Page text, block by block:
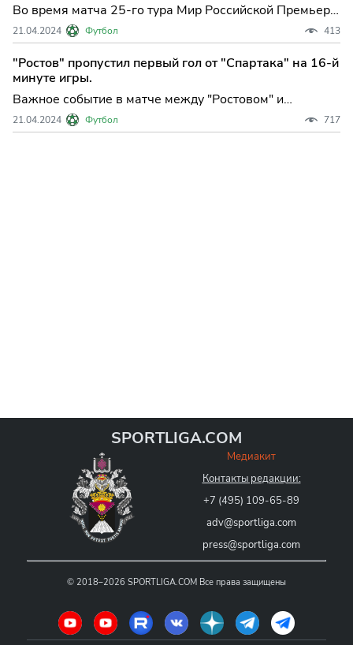
Во время матча 25-го тура Мир Российской Премьер-
лиги "Спартак" продемонстрировал свою силу, а Хесус
Медина внес значительный вклад в успех команды.
21.04.2024 Футбол 413
"Ростов" пропустил первый гол от "Спартака" на 16-й
минуте игры.
Важное событие в матче между "Ростовом" и
"Спартаком" - гол, который был забит Даниилом
Хлусевичем! Сегодня на поле "Ростова" проходит
21.04.2024 Футбол 717
SPORTLIGA.COM
Медиакит
Контакты редакции:
+7 (495) 109-65-89
adv@sportliga.com
press@sportliga.com
© 2018–2026 SPORTLIGA.COM Все права защищены